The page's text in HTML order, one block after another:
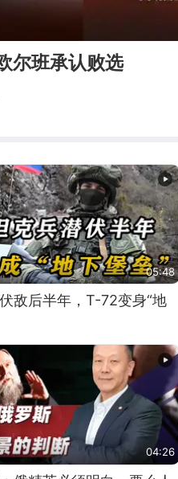
尔班承认败选
05:48
敌后半年，T-72变身“地
04:26